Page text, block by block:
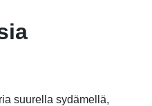
suurella sydämellä,